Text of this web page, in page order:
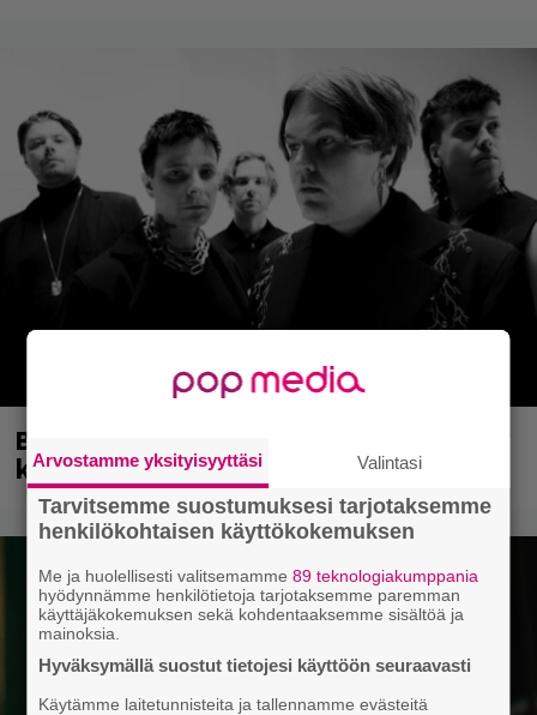
Blind Channel palasi tauolta – tältä
kuulostaa uusi musiikki
Arvostamme yksityisyyttäsi Valintasi
Tarvitsemme suostumuksesi tarjotaksemme
henkilökohtaisen käyttökokemuksen
Me ja huolellisesti valitsemamme89 teknologiakumppania
hyödynnämme henkilötietoja tarjotaksemme paremman
käyttäjäkokemuksen sekä kohdentaaksemme sisältöä ja
mainoksia.
Hyväksymällä suostut tietojesi käyttöön seuraavasti
Käytämme laitetunnisteita ja tallennamme evästeitä